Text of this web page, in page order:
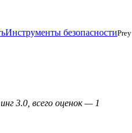
Инструменты безопасностиPrey
3.0, всего оценок — 1